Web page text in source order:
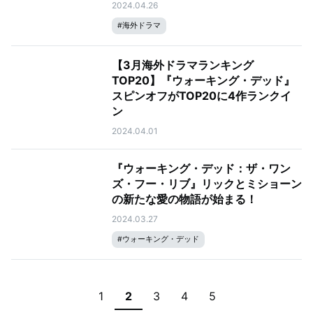
2024.04.26
#海外ドラマ
【3月海外ドラマランキング
TOP20】『ウォーキング・デッド』
スピンオフがTOP20に4作ランクイ
ン
2024.04.01
『ウォーキング・デッド：ザ・ワン
ズ・フー・リブ』リックとミショーン
の新たな愛の物語が始まる！
2024.03.27
#ウォーキング・デッド
1 2 3 4 5